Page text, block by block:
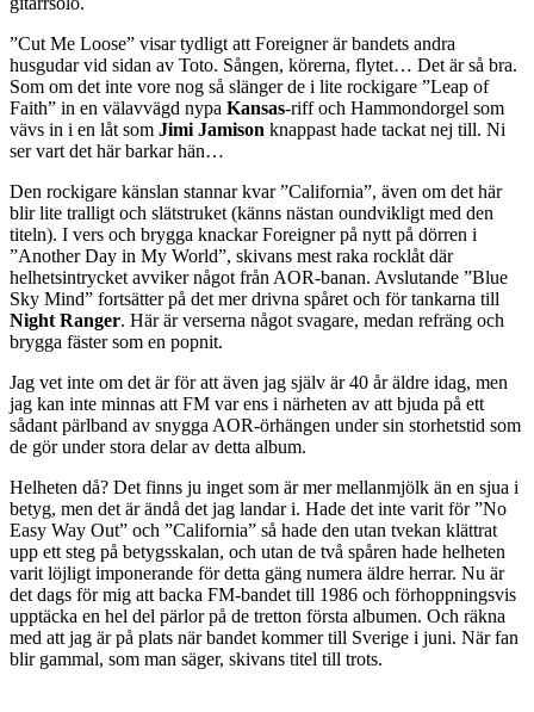
”Cut Me Loose” visar tydligt att Foreigner är bandets andra
husgudar vid sidan av Toto. Sången, körerna, flytet… Det är så bra.
Som om det inte vore nog så slänger de i lite rockigare ”Leap of
Faith” in en välavvägd nypa Kansas-riff och Hammondorgel som
vävs in i en låt som Jimi Jamison knappast hade tackat nej till. Ni
ser vart det här barkar hän…
Den rockigare känslan stannar kvar ”California”, även om det här
blir lite tralligt och slätstruket (känns nästan oundvikligt med den
titeln). I vers och brygga knackar Foreigner på nytt på dörren i
”Another Day in My World”, skivans mest raka rocklåt där
helhetsintrycket avviker något från AOR-banan. Avslutande ”Blue
Sky Mind” fortsätter på det mer drivna spåret och för tankarna till
Night Ranger. Här är verserna något svagare, medan refräng och
brygga fäster som en popnit.
Jag vet inte om det är för att även jag själv är 40 år äldre idag, men
jag kan inte minnas att FM var ens i närheten av att bjuda på ett
sådant pärlband av snygga AOR-örhängen under sin storhetstid som
de gör under stora delar av detta album.
Helheten då? Det finns ju inget som är mer mellanmjölk än en sjua i
betyg, men det är ändå det jag landar i. Hade det inte varit för ”No
Easy Way Out” och ”California” så hade den utan tvekan klättrat
upp ett steg på betygsskalan, och utan de två spåren hade helheten
varit löjligt imponerande för detta gäng numera äldre herrar. Nu är
det dags för mig att backa FM-bandet till 1986 och förhoppningsvis
upptäcka en hel del pärlor på de tretton första albumen. Och räkna
med att jag är på plats när bandet kommer till Sverige i juni. När fan
blir gammal, som man säger, skivans titel till trots.